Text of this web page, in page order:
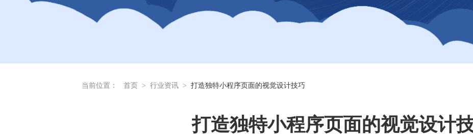
当前位置： 首页 > 行业资讯 > 打造独特小程序页面的视觉设计技巧
打造独特小程序页面的视觉设计